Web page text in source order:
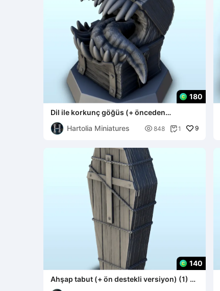
180
Dil ile korkunç göğüs (+ önceden
desteklenmiş versiyon) (4) - m
Hartolia Miniatures
 848 1 9
140
Ahşap tabut (+ ön destekli versiyon) (1) -
Minyatür Savaşı